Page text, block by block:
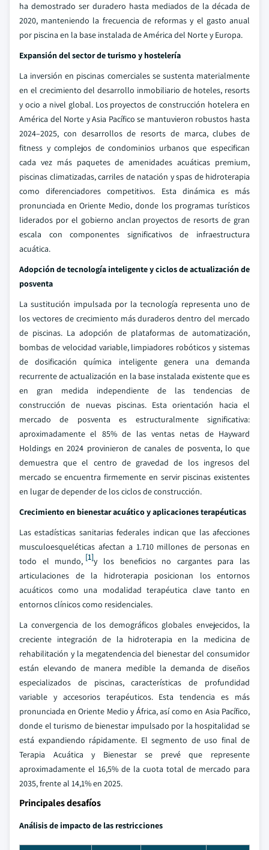
ha demostrado ser duradero hasta mediados de la década de
2020, manteniendo la frecuencia de reformas y el gasto anual
por piscina en la base instalada de América del Norte y Europa.
Expansión del sector de turismo y hostelería
La inversión en piscinas comerciales se sustenta materialmente
en el crecimiento del desarrollo inmobiliario de hoteles, resorts
y ocio a nivel global. Los proyectos de construcción hotelera en
América del Norte y Asia Pacífico se mantuvieron robustos hasta
2024–2025, con desarrollos de resorts de marca, clubes de
fitness y complejos de condominios urbanos que especifican
cada vez más paquetes de amenidades acuáticas premium,
piscinas climatizadas, carriles de natación y spas de hidroterapia
como diferenciadores competitivos. Esta dinámica es más
pronunciada en Oriente Medio, donde los programas turísticos
liderados por el gobierno anclan proyectos de resorts de gran
escala con componentes significativos de infraestructura
acuática.
Adopción de tecnología inteligente y ciclos de actualización de
posventa
La sustitución impulsada por la tecnología representa uno de
los vectores de crecimiento más duraderos dentro del mercado
de piscinas. La adopción de plataformas de automatización,
bombas de velocidad variable, limpiadores robóticos y sistemas
de dosificación química inteligente genera una demanda
recurrente de actualización en la base instalada existente que es
en gran medida independiente de las tendencias de
construcción de nuevas piscinas. Esta orientación hacia el
mercado de posventa es estructuralmente significativa:
aproximadamente el 85% de las ventas netas de Hayward
Holdings en 2024 provinieron de canales de posventa, lo que
demuestra que el centro de gravedad de los ingresos del
mercado se encuentra firmemente en servir piscinas existentes
en lugar de depender de los ciclos de construcción.
Crecimiento en bienestar acuático y aplicaciones terapéuticas
Las estadísticas sanitarias federales indican que las afecciones
musculoesqueléticas afectan a 1.710 millones de personas en
todo el mundo, [1]y los beneficios no cargantes para las
articulaciones de la hidroterapia posicionan los entornos
acuáticos como una modalidad terapéutica clave tanto en
entornos clínicos como residenciales.
La convergencia de los demográficos globales envejecidos, la
creciente integración de la hidroterapia en la medicina de
rehabilitación y la megatendencia del bienestar del consumidor
están elevando de manera medible la demanda de diseños
especializados de piscinas, características de profundidad
variable y accesorios terapéuticos. Esta tendencia es más
pronunciada en Oriente Medio y África, así como en Asia Pacífico,
donde el turismo de bienestar impulsado por la hospitalidad se
está expandiendo rápidamente. El segmento de uso final de
Terapia Acuática y Bienestar se prevé que represente
aproximadamente el 16,5% de la cuota total de mercado para
2035, frente al 14,1% en 2025.
Principales desafíos
Análisis de impacto de las restricciones